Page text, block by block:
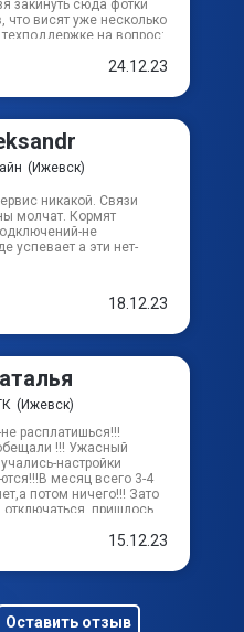
закинуть сюда фотки
что висят уже несколько
на вопрос:
висит на 9 эт. (живу
такое. Они же все там
и весят на спайках
24.12.23
(Ижевск)
никакой. Связи
молчат. Кормят
не
успевает а эти нет-
18.12.23
(Ижевск)
расплатишься!!!
!!! Ужасный
настройки
месяц всего 3-4
потом ничего!!! Зато
,пришлось
мы на деньги ,по
15.12.23
Оставить отзыв